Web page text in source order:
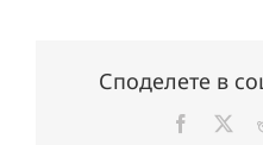
Споделете в
Facebook